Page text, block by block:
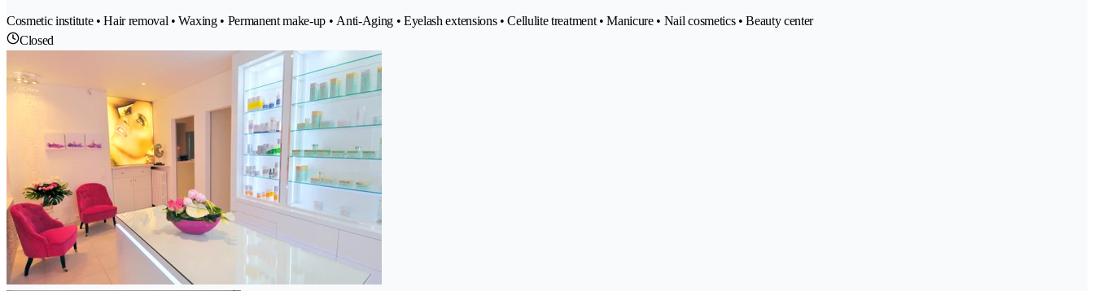
Cosmetic institute • Hair removal • Waxing • Permanent make-up • Anti-Aging • Eyelash extensions • Cellulite treatment • Manicure • Nail cosmetics • Beauty center
Closed